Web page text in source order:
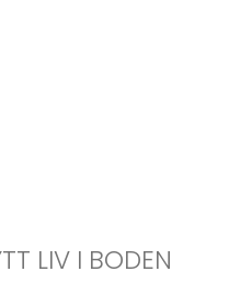
LIV I BODEN